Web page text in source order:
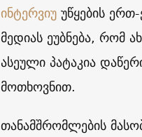
ინტერვიუუწყების
მედიას ეუბნება, რომ
ასეული პატაკია
მოთხოვნით.
თანამშრომლების